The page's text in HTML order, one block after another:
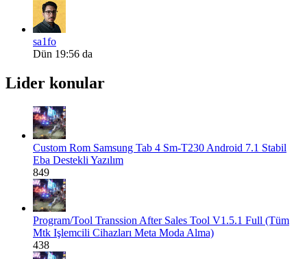
sa1fo
Dün 19:56 da
Lider konular
Custom Rom Samsung Tab 4 Sm-T230 Android 7.1 Stabil
Eba Destekli Yazılım
849
Program/Tool Transsion After Sales Tool V1.5.1 Full (Tüm
Mtk Işlemcili Cihazları Meta Moda Alma)
438